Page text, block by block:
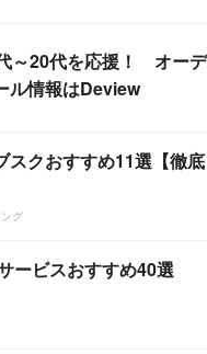
～20代を応援！ オーデ
ル情報はDeview
スクおすすめ11選【徹底
グ
ービスおすすめ40選